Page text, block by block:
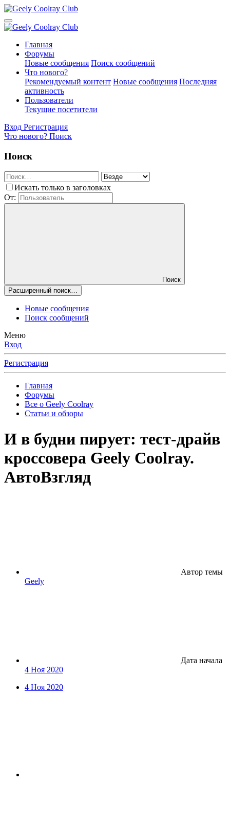
Главная
Форумы
Новые сообщения Поиск сообщений
Что нового?
Рекомендуемый контент Новые сообщения Последняя
активность
Пользователи
Текущие посетители
Вход Регистрация
Что нового? Поиск
Поиск
Искать только в заголовках
От:
Поиск
Расширенный поиск…
Новые сообщения
Поиск сообщений
Меню
Вход
Регистрация
Главная
Форумы
Все о Geely Coolray
Статьи и обзоры
И в будни пирует: тест-драйв
кроссовера Geely Coolray.
АвтоВзгляд
Автор темы
Geely
Дата начала
4 Ноя 2020
4 Ноя 2020